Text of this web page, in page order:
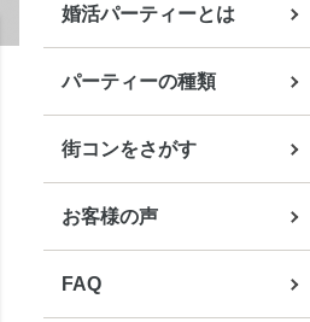
婚活パーティーとは
パーティーの種類
街コンをさがす
お客様の声
FAQ